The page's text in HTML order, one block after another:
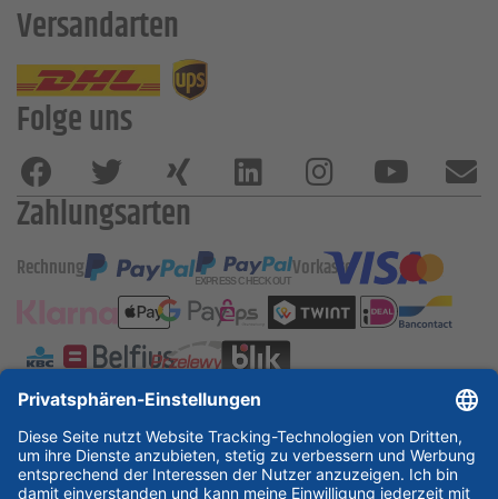
Versandarten
Folge uns
Zahlungsarten
Rechnung Vorkasse
ESSKA International
new
new new